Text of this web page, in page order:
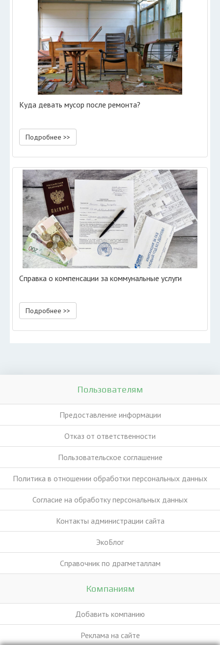
Куда девать мусор после ремонта?
Подробнее >>
Справка о компенсации за коммунальные услуги
Подробнее >>
Пользователям
Предоставление информации
Отказ от ответственности
Пользовательское соглашение
Политика в отношении обработки персональных данных
Согласие на обработку персональных данных
Контакты администрации сайта
ЭкоБлог
Справочник по драгметаллам
Компаниям
Добавить компанию
Реклама на сайте